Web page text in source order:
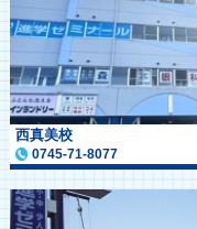
西真美校
0745-71-8077